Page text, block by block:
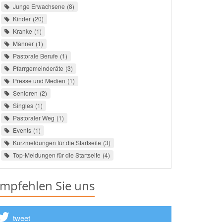
Junge Erwachsene 8
Kinder 20
Kranke 1
Männer 1
Pastorale Berufe 1
Pfarrgemeinderäte 3
Presse und Medien 1
Senioren 2
Singles 1
Pastoraler Weg 1
Events 1
Kurzmeldungen für die Startseite 3
Top-Meldungen für die Startseite 4
Sie uns
tweet